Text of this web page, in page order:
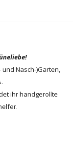
Nasch-)Garten,
ihr handgerollte